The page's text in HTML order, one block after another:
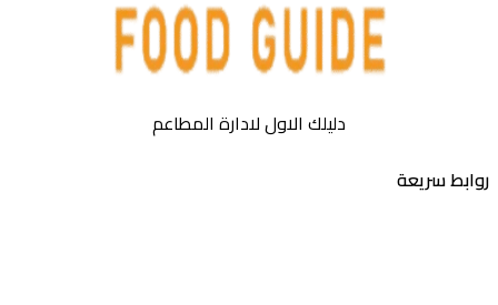
دليلك الاول لادارة المطاعم
سريعة